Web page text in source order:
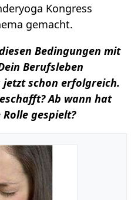
Kongress
gemacht.
Bedingungen mit
Berufsleben
jetzt schon erfolgreich.
Ab wann hat
gespielt?